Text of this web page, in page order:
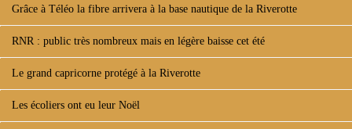
Grâce à Téléo la fibre arrivera à la base nautique de la Riverotte
RNR : public très nombreux mais en légère baisse cet été
Le grand capricorne protégé à la Riverotte
Les écoliers ont eu leur Noël